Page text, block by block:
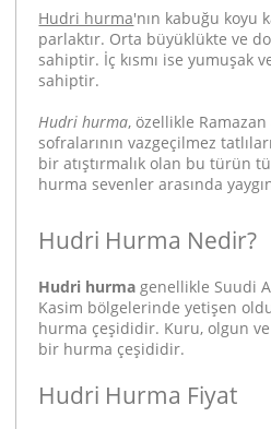
Hudri hurma'nın kabuğu koyu
parlaktır. Orta büyüklükte ve
sahiptir. İç kısmı ise yumuşak
sahiptir.
Hudri hurma, özellikle
sofralarının vazgeçilmez
bir atıştırmalık olan bu türün
hurma sevenler arasında
Hudri Hurma Nedir?
Hudri hurma genellikle Suudi
Kasim bölgelerinde yetişen
hurma çeşididir. Kuru, olgun
bir hurma çeşididir.
Hudri Hurma Fiyat